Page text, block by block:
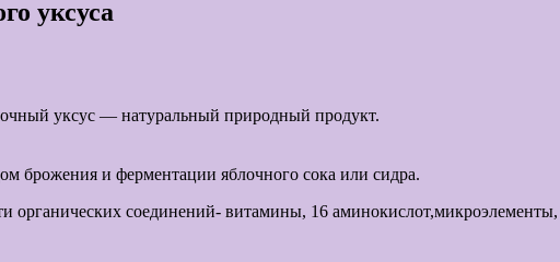
уксуса
уксус —
широкое применение
брожения и ферментации яблочного сока или сидра.
органических соединений- витамины, 16
в